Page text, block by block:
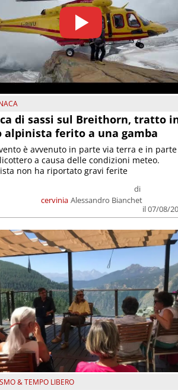
di sassi sul Breithorn, tratto
alpinista ferito a una gamba
cervinia
di
Alessandro Bianchet
il 07/08/
è avvenuto in parte via terra e in parte
a causa delle condizioni meteo.
non ha riportato gravi ferite
& TEMPO LIBERO